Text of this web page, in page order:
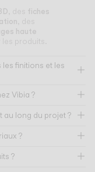
, des fiches
, des
haute
produits.
finitions et les
Vibia ?
au long du projet ?
?
?